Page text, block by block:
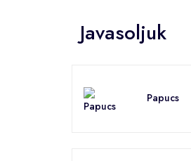
Javasoljuk
Papucs